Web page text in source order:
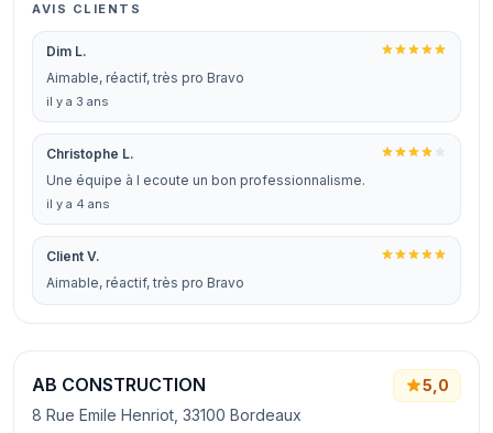
AVIS CLIENTS
Dim L.
Aimable, réactif, très pro Bravo
il y a 3 ans
Christophe L.
Une équipe à l ecoute un bon professionnalisme.
il y a 4 ans
Client V.
Aimable, réactif, très pro Bravo
AB CONSTRUCTION
8 Rue Emile Henriot, 33100 Bordeaux
5,0